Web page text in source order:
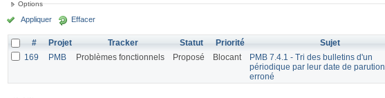
Options
Appliquer Effacer
# Projet Tracker Statut Priorité Sujet
169
PMB Problèmes fonctionnels Proposé Blocant
PMB 7.4.1 - Tri des bulletins d'un
périodique par leur date de parution
erroné